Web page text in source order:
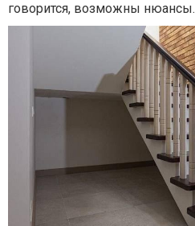
говорится, возможны нюансы.